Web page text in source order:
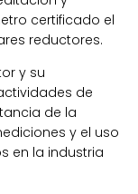
certificado el
reductores.
y su
de
de la
y el uso
en la industria